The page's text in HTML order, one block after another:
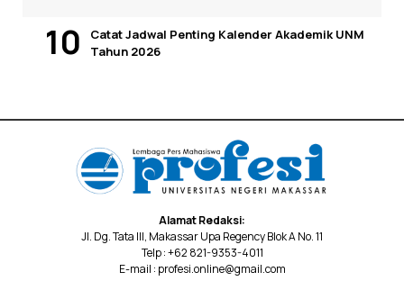
Catat Jadwal Penting Kalender Akademik UNM
Tahun 2026
Alamat Redaksi:
Jl. Dg. Tata III, Makassar Upa Regency Blok A No. 11
Telp : +62 821-9353-4011
E-mail : profesi.online@gmail.com